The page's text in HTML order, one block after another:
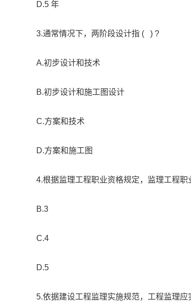
D.5 年
3.通常情况下，两阶段设计指 ( ) ?
A.初步设计和技术
B.初步设计和施工图设计
C.方案和技术
D.方案和施工图
4.根据监理工程职业资格规定，监理工程
B.3
C.4
D.5
5.依据建设工程监理实施规范，工程监理应